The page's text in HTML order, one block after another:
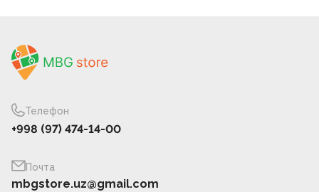
Телефон
+998 (97) 474-14-00
Почта
mbgstore.uz@gmail.com